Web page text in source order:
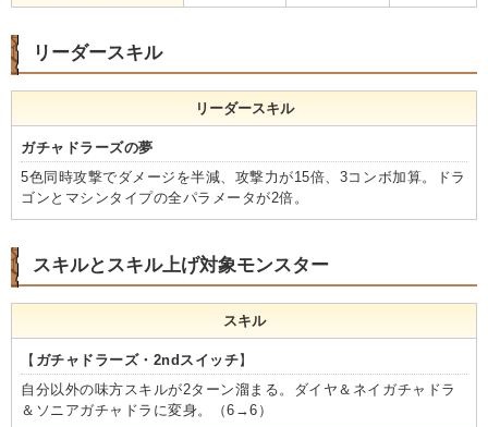
リーダースキル
リーダースキル
ガチャドラーズの夢
5色同時攻撃でダメージを半減、攻撃力が15倍、3コンボ加算。ドラ
ゴンとマシンタイプの全パラメータが2倍。
スキルとスキル上げ対象モンスター
スキル
【 ガチャドラーズ・2ndスイッチ】
自分以外の味方スキルが2ターン溜まる。ダイヤ＆ネイガチャドラ
＆ソニアガチャドラに変身。（6→6）